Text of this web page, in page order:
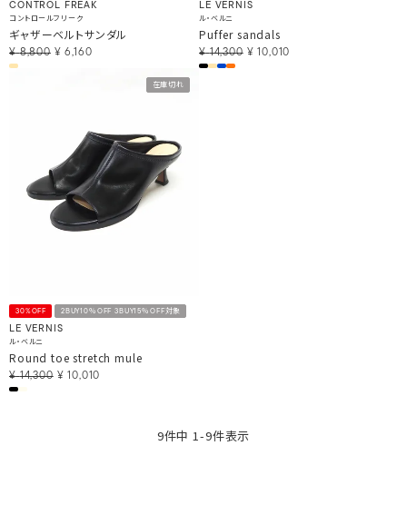
CONTROL FREAK
コントロールフリーク
ギャザーベルトサンダル
¥ 8,800 ¥ 6,160
LE VERNIS
ル・ベルニ
Puffer sandals
¥ 14,300 ¥ 10,010
30%OFF 2BUY10％OFF 3BUY15％OFF対象
LE VERNIS
ル・ベルニ
Round toe stretch mule
¥ 14,300 ¥ 10,010
在庫切れ
9件中 1-9件表示